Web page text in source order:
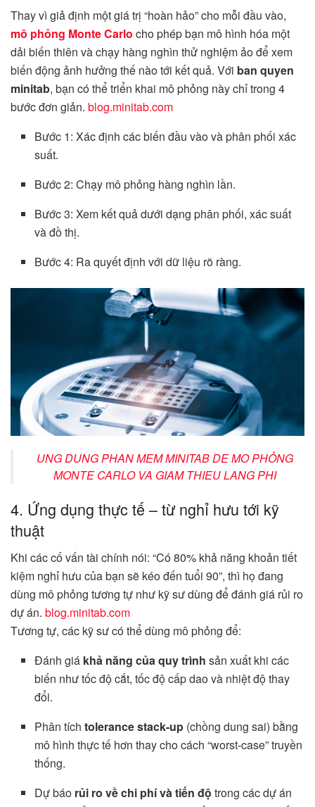
Thay vì giả định một giá trị “hoàn hảo” cho mỗi đầu vào,
mô phỏng Monte Carlo cho phép bạn mô hình hóa một
dải biến thiên và chạy hàng nghìn thử nghiệm ảo để xem
biến động ảnh hưởng thế nào tới kết quả. Với ban quyen
minitab, bạn có thể triển khai mô phỏng này chỉ trong 4
bước đơn giản. blog.minitab.com
Bước 1: Xác định các biến đầu vào và phân phối xác
suất.
Bước 2: Chạy mô phỏng hàng nghìn lần.
Bước 3: Xem kết quả dưới dạng phân phối, xác suất
và đồ thị.
Bước 4: Ra quyết định với dữ liệu rõ ràng.
UNG DUNG PHAN MEM MINITAB DE MO PHỎNG
MONTE CARLO VA GIAM THIEU LANG PHI
4. Ứng dụng thực tế – từ nghỉ hưu tới kỹ
thuật
Khi các cố vấn tài chính nói: “Có 80% khả năng khoản tiết
kiệm nghỉ hưu của bạn sẽ kéo đến tuổi 90”, thì họ đang
dùng mô phỏng tương tự như kỹ sư dùng để đánh giá rủi ro
dự án. blog.minitab.com
Tương tự, các kỹ sư có thể dùng mô phỏng để:
Đánh giá khả năng của quy trình sản xuất khi các
biến như tốc độ cắt, tốc độ cấp dao và nhiệt độ thay
đổi.
Phân tíchtolerance stack-up (chồng dung sai) bằng
mô hình thực tế hơn thay cho cách “worst-case” truyền
thống.
Dự báo rủi ro về chi phí và tiến độ trong các dự án